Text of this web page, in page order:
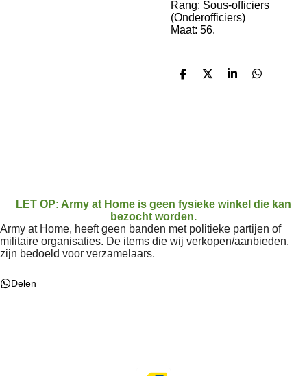
Rang: Sous-officiers
(Onderofficiers)
Maat: 56.
D
D
S
D
LET OP: Army at Home is geen fysieke winkel die kan
bezocht worden.
Army at Home, heeft geen banden met politieke partijen of
militaire organisaties. De items die wij verkopen/aanbieden,
zijn bedoeld voor verzamelaars.
Delen